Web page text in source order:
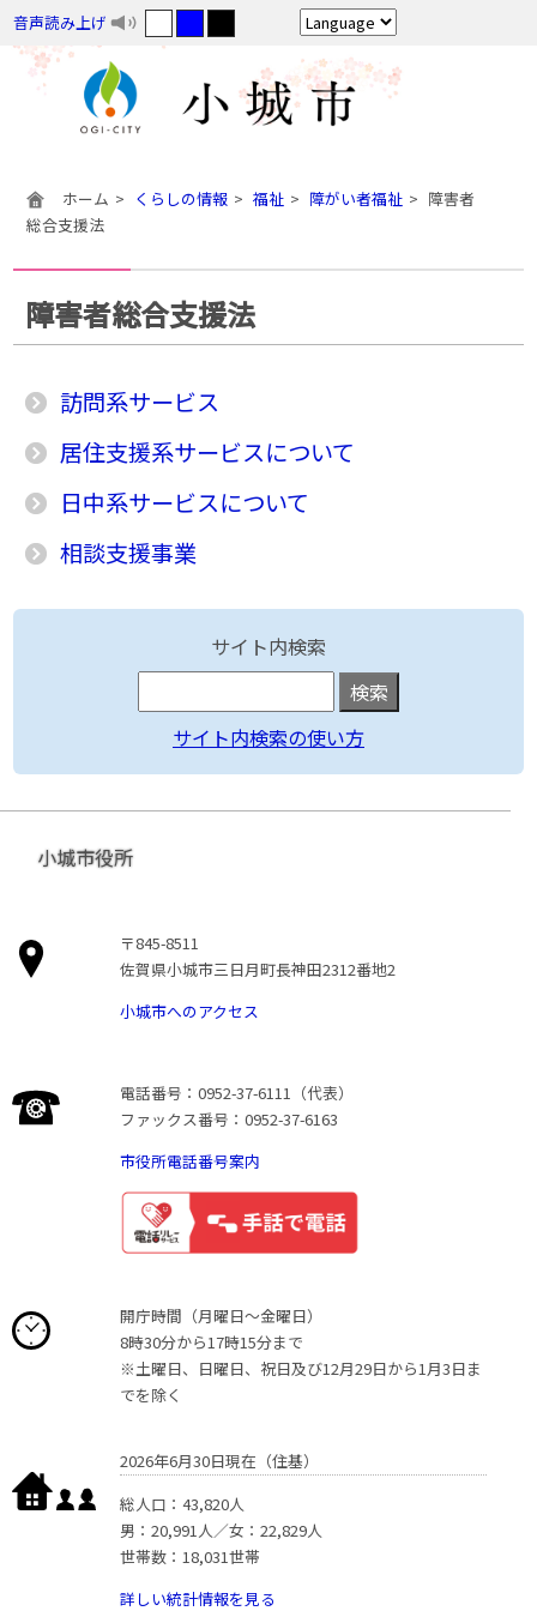
音声読み上げ
ホーム くらしの情報 福祉 障がい者福祉
障害者
総合支援法
障害者総合支援法
訪問系サービス
居住支援系サービスについて
日中系サービスについて
相談支援事業
サイト内検索
サイト内検索の使い方
小城市役所
〒845-8511
佐賀県小城市三日月町長神田2312番地2
小城市へのアクセス
電話番号：0952-37-6111（代表）
ファックス番号：0952-37-6163
市役所電話番号案内
開庁時間（月曜日〜金曜日）
8時30分から17時15分まで
※土曜日、日曜日、祝日及び12月29日から1月3日ま
でを除く
2026年6月30日現在（住基）
総人口：43,820人
男：20,991人／女：22,829人
世帯数：18,031世帯
詳しい統計情報を見る